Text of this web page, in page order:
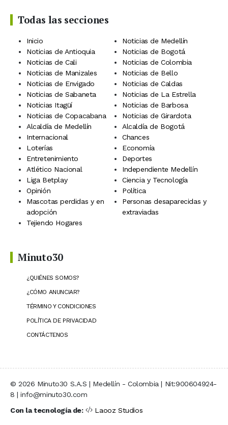
Todas las secciones
Inicio
Noticias de Medellín
Noticias de Antioquia
Noticias de Bogotá
Noticias de Cali
Noticias de Colombia
Noticias de Manizales
Noticias de Bello
Noticias de Envigado
Noticias de Caldas
Noticias de Sabaneta
Noticias de La Estrella
Noticias Itagüí
Noticias de Barbosa
Noticias de Copacabana
Noticias de Girardota
Alcaldía de Medellín
Alcaldía de Bogotá
Internacional
Chances
Loterías
Economía
Entretenimiento
Deportes
Atlético Nacional
Independiente Medellín
Liga Betplay
Ciencia y Tecnología
Opinión
Política
Mascotas perdidas y en
adopción
Personas desaparecidas y
extraviadas
Tejiendo Hogares
Minuto30
¿QUIÉNES SOMOS?
¿CÓMO ANUNCIAR?
TÉRMINO Y CONDICIONES
POLÍTICA DE PRIVACIDAD
CONTÁCTENOS
© 2026 Minuto30 S.A.S | Medellín - Colombia | Nit:900604924-
8 | info@minuto30.com
Con la tecnología de:
Laooz Studios